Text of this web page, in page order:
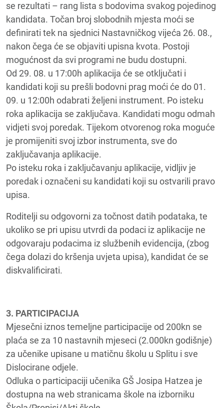
se rezultati – rang lista s bodovima svakog pojedinog
kandidata. Točan broj slobodnih mjesta moći se
definirati tek na sjednici Nastavničkog vijeća 26. 08.,
nakon čega će se objaviti upisna kvota. Postoji
mogućnost da svi programi ne budu dostupni.
Od 29. 08. u 17:00h aplikacija će se otključati i
kandidati koji su prešli bodovni prag moći će do 01.
09. u 12:00h odabrati željeni instrument. Po isteku
roka aplikacija se zaključava. Kandidati mogu odmah
vidjeti svoj poredak. Tijekom otvorenog roka moguće
je promijeniti svoj izbor instrumenta, sve do
zaključavanja aplikacije.
Po isteku roka i zaključavanju aplikacije, vidljiv je
poredak i označeni su kandidati koji su ostvarili pravo
upisa.
Roditelji su odgovorni za točnost datih podataka, te
ukoliko se pri upisu utvrdi da podaci iz aplikacije ne
odgovaraju podacima iz službenih evidencija, (zbog
čega dolazi do kršenja uvjeta upisa), kandidat će se
diskvalificirati.
3. PARTICIPACIJA
Mjesečni iznos temeljne participacije od 200kn se
plaća se za 10 nastavnih mjeseci (2.000kn godišnje)
za učenike upisane u matičnu školu u Splitu i sve
Dislocirane odjele.
Odluka o participaciji učenika GŠ Josipa Hatzea je
dostupna na web stranicama škole na izborniku